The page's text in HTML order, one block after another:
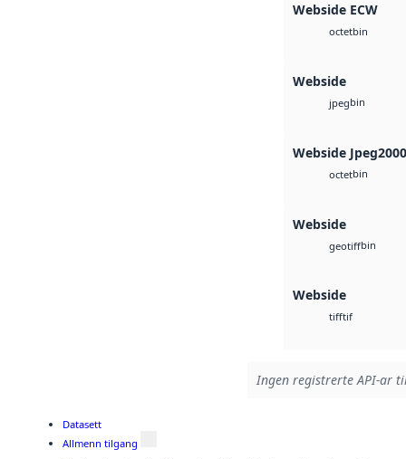
Webside ECW
octetbin
Webside
jpegbin
Webside Jpeg2000
octetbin
Webside
geotiffbin
Webside
tifftif
Ingen registrerte API-ar
Datasett
Allmenn tilgang